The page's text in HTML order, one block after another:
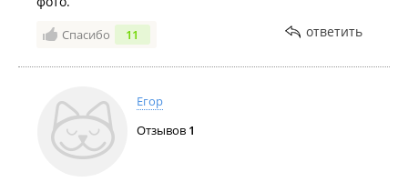
Спасибо 11 ответить
Егор
Отзывов 1